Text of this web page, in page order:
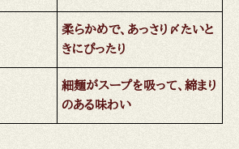
柔らかめで、あっさり〆たいと
きにぴったり
細麺がスープを吸って、締まり
のある味わい